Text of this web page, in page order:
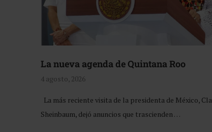
La nueva agenda de Quintana Roo
4 agosto, 2026
La más reciente visita de la presidenta de México,
Sheinbaum, dejó anuncios que trascienden …